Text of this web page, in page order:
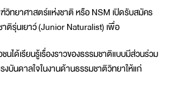
ยาศาสตร์แห่งชาติ หรือ NSM เปิดรับสมัคร
ติรุ่นเยาว์ (Junior Naturalist) เพื่อ
ชนได้เรียนรู้เรื่องราวของธรรมชาติแบบมีส่วนร่วม
งบันดาลใจในงานด้านธรรมชาติวิทยาให้แก่